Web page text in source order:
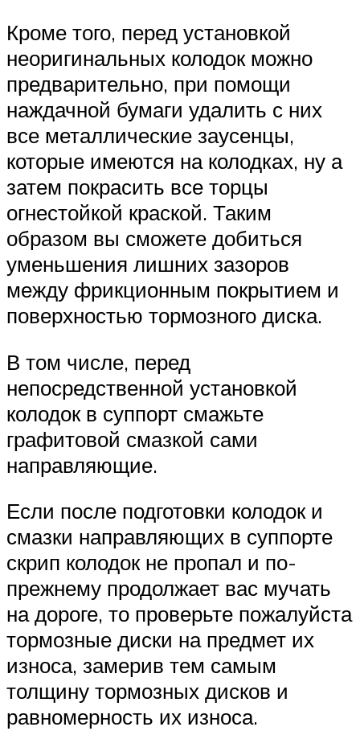
Кроме того, перед установкой
неоригинальных колодок можно
предварительно, при помощи
наждачной бумаги удалить с них
все металлические заусенцы,
которые имеются на колодках, ну а
затем покрасить все торцы
огнестойкой краской. Таким
образом вы сможете добиться
уменьшения лишних зазоров
между фрикционным покрытием и
поверхностью тормозного диска.
В том числе, перед
непосредственной установкой
колодок в суппорт смажьте
графитовой смазкой сами
направляющие.
Если после подготовки колодок и
смазки направляющих в суппорте
скрип колодок не пропал и по-
прежнему продолжает вас мучать
на дороге, то проверьте пожалуйста
тормозные диски на предмет их
износа, замерив тем самым
толщину тормозных дисков и
равномерность их износа.